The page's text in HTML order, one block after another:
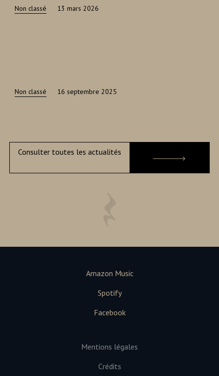
Non classé 13 mars 2026
Non classé 16 septembre 2025
Consulter toutes les actualités
Amazon Music
Spotify
Facebook
Mentions légales
Crédits